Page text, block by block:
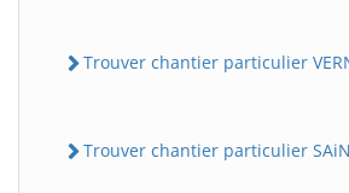
Trouver chantier particulier
Trouver chantier particulier